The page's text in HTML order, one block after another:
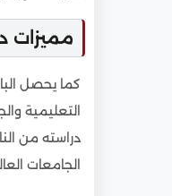
9.2
9.3.1
9.3.2
9.3.3
اليابانية
مميزات
كما يحصل
التعليمية
دراسته من
الجامعات